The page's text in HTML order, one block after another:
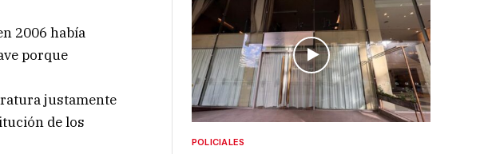
2006 había
porque
justamente
de los
POLICIALES